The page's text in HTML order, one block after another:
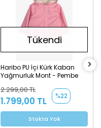
Tükendi
Haribo PU İçi Kürk Kaban
Yağmurluk Mont - Pembe
2.299,00 TL
1.799,00 TL %22
Stokta Yok